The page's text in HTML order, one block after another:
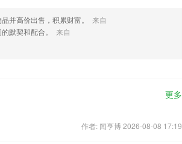
并高价出售，积累财富。
来自
默契和配合。
来自
更多
作者: 闻亨博 2026-08-08 17:19